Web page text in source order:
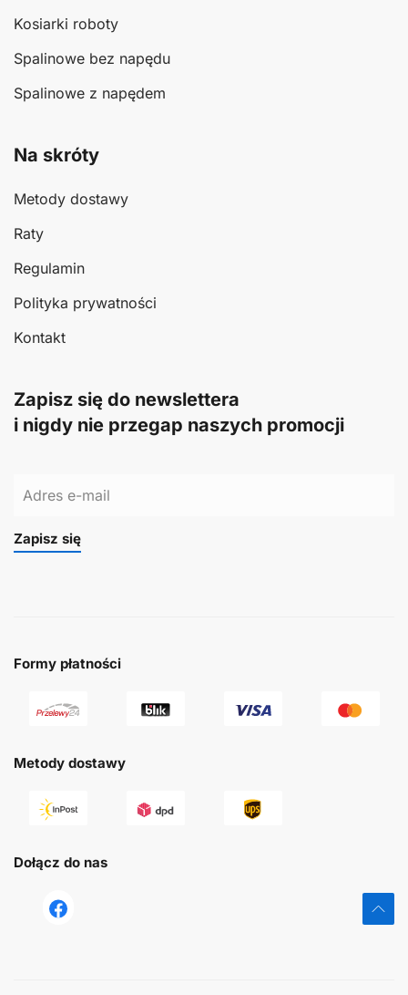
Kosiarki roboty
Spalinowe bez napędu
Spalinowe z napędem
Na skróty
Metody dostawy
Raty
Regulamin
Polityka prywatności
Kontakt
Zapisz się do newslettera
i nigdy nie przegap naszych promocji
Zapisz się
Formy płatności
Metody dostawy
Dołącz do nas